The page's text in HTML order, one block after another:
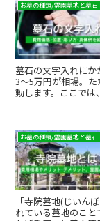
お墓の種類/霊園墓地と墓石
墓石の文字入れに
3〜5万円が相場。
動します。ここで
お墓の種類/霊園墓地と墓石
「寺院墓地(じいん
れている墓地のこ